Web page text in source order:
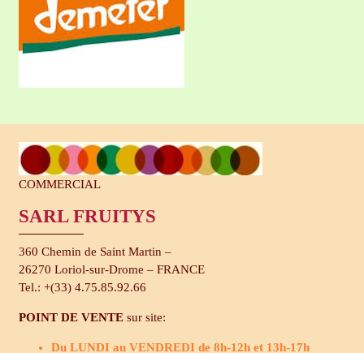
COMMERCIAL
SARL FRUITYS
360 Chemin de Saint Martin –
26270 Loriol-sur-Drome – FRANCE
Tel.: +(33) 4.75.85.92.66
POINT DE VENTE sur site:
Du LUNDI au VENDREDI de 8h-12h et 13h-17h